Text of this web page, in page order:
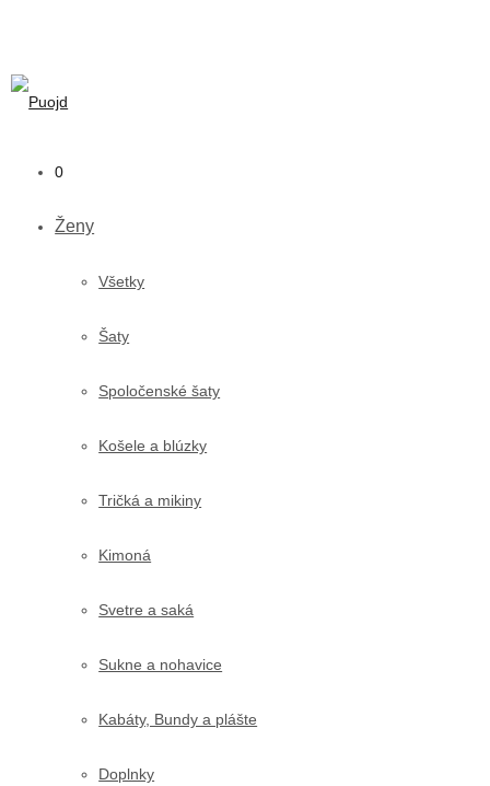
0
Ženy
Všetky
Šaty
Spoločenské šaty
Košele a blúzky
Tričká a mikiny
Kimoná
Svetre a saká
Sukne a nohavice
Kabáty, Bundy a plášte
Doplnky